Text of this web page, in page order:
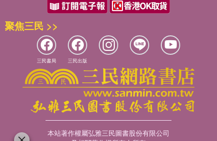
聚焦三民 >>
三民書局 三民出版
本站著作權屬弘雅三民圖書股份有限公司